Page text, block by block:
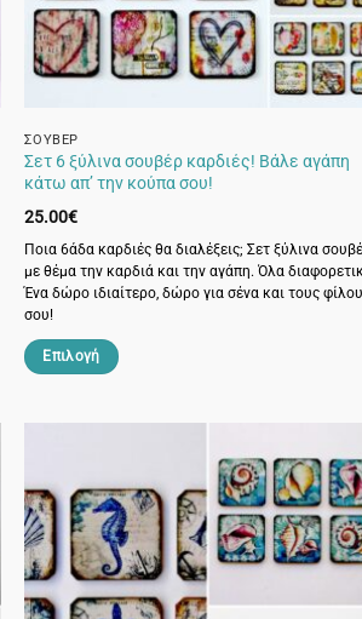
στη
σελίδα
του
ΣΟΥΒΈΡ
Σετ 6 ξύλινα σουβέρ καρδιές! Βάλε αγάπη
κάτω απ’ την κούπα σου!
25.00€
Ποια 6άδα καρδιές θα διαλέξεις; Σετ ξύλινα
με θέμα την καρδιά και την αγάπη. Όλα
Ένα δώρο ιδιαίτερο, δώρο για σένα και τους
σου!
Επιλογή
πολλαπλές
παραλλαγές.
Οι
επιλογές
μπορούν